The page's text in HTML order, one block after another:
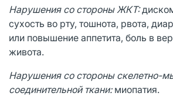
Нарушения со стороны ЖКТ:
сухость во рту, тошнота, рвота,
или повышение аппетита, боль в
живота.
Нарушения со стороны скелетно-
соединительной ткани: миопатия.